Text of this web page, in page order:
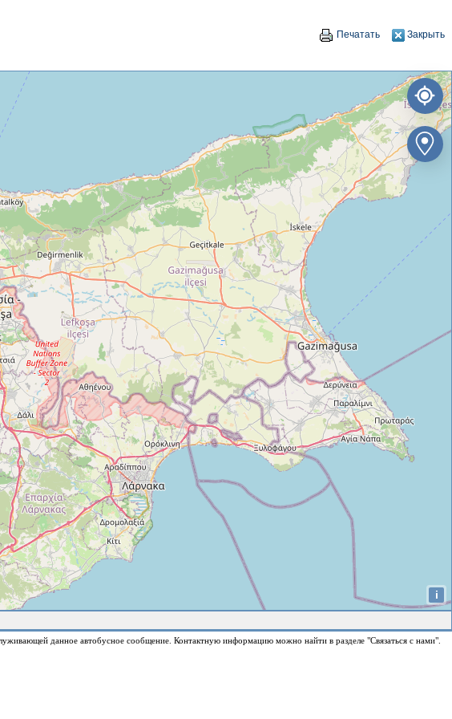
Печатать Закрыть
i
данное автобусное сообщение. Контактную информацию можно найти в разделе "Связаться с нами".